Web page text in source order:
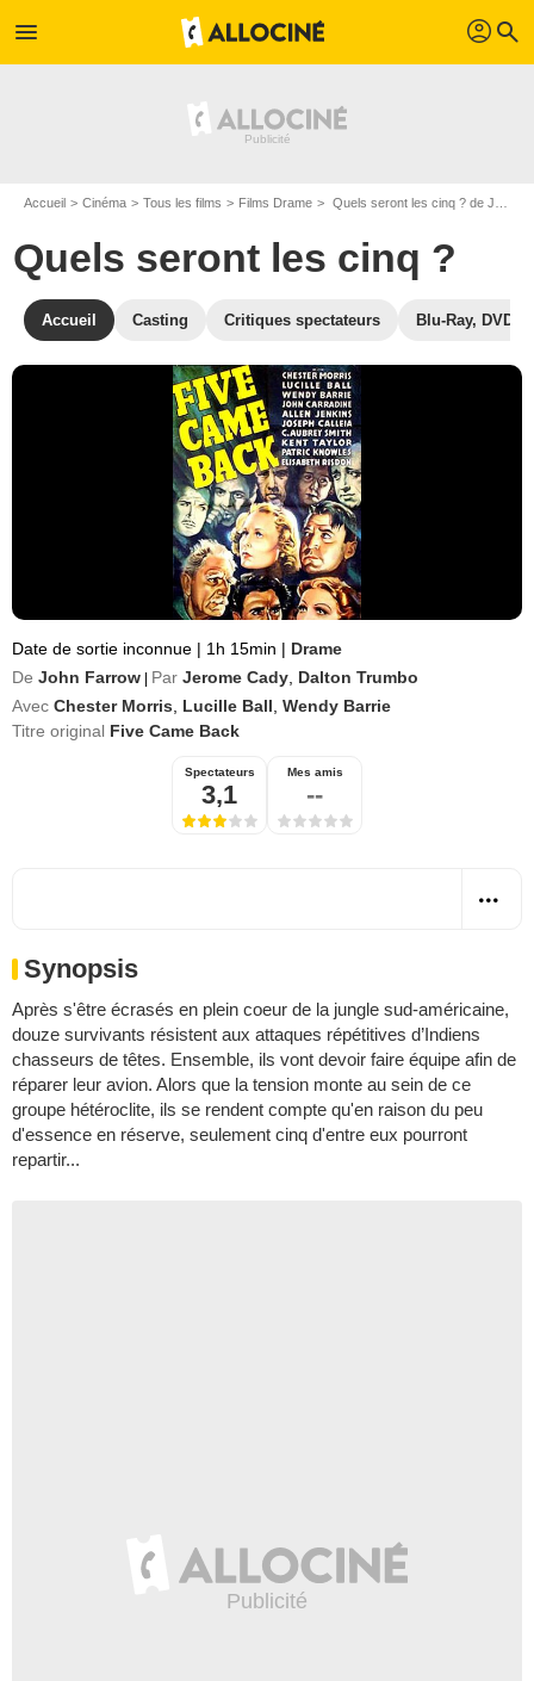
menu profil search
Accueil Cinéma Tous les films Films Drame Quels seront les cinq ? de John Farrow
Quels seront les cinq ?
Accueil Casting Critiques spectateurs Blu-Ray, DVD
Date de sortie inconnue | 1h 15min | Drame
De John Farrow Par Jerome Cady Dalton Trumbo
Avec Chester Morris Lucille Ball Wendy Barrie
Titre original Five Came Back
Spectateurs
3,1
Mes amis
--
Synopsis
Après s'être écrasés en plein coeur de la jungle sud-américaine,
douze survivants résistent aux attaques répétitives d’Indiens
chasseurs de têtes. Ensemble, ils vont devoir faire équipe afin de
réparer leur avion. Alors que la tension monte au sein de ce
groupe hétéroclite, ils se rendent compte qu'en raison du peu
d'essence en réserve, seulement cinq d'entre eux pourront
repartir...